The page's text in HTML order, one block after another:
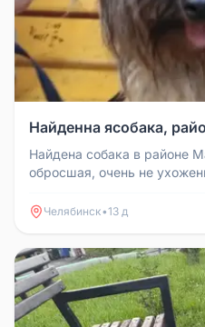
Найденна ясобака,
Найдена собака в районе
обросшая, очень не
Челябинск•13 д